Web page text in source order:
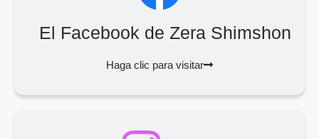
El Facebook de Zera Shimshon
Haga clic para visitar